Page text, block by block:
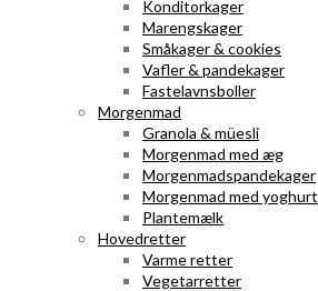
Konditorkager
Marengskager
Småkager & cookies
Vafler & pandekager
Fastelavnsboller
Morgenmad
Granola & müesli
Morgenmad med æg
Morgenmadspandekager
Morgenmad med yoghurt
Plantemælk
Hovedretter
Varme retter
Vegetarretter